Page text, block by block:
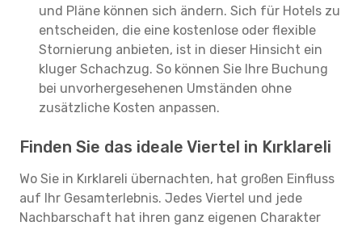
und Pläne können sich ändern. Sich für Hotels zu
entscheiden, die eine kostenlose oder flexible
Stornierung anbieten, ist in dieser Hinsicht ein
kluger Schachzug. So können Sie Ihre Buchung
bei unvorhergesehenen Umständen ohne
zusätzliche Kosten anpassen.
Finden Sie das ideale Viertel in Kırklareli
Wo Sie in Kırklareli übernachten, hat großen Einfluss
auf Ihr Gesamterlebnis. Jedes Viertel und jede
Nachbarschaft hat ihren ganz eigenen Charakter